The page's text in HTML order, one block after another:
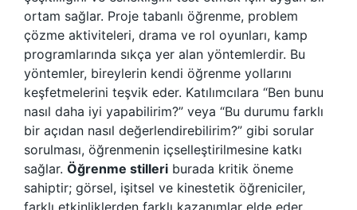
ortam sağlar. Proje tabanlı öğrenme, problem
çözme aktiviteleri, drama ve rol oyunları, kamp
programlarında sıkça yer alan yöntemlerdir. Bu
yöntemler, bireylerin kendi öğrenme yollarını
keşfetmelerini teşvik eder. Katılımcılara “Ben bunu
nasıl daha iyi yapabilirim?” veya “Bu durumu farklı
bir açıdan nasıl değerlendirebilirim?” gibi sorular
sorulması, öğrenmenin içselleştirilmesine katkı
sağlar. Öğrenme stilleri burada kritik öneme
sahiptir; görsel, işitsel ve kinestetik öğreniciler,
farklı etkinliklerden farklı kazanımlar elde eder.